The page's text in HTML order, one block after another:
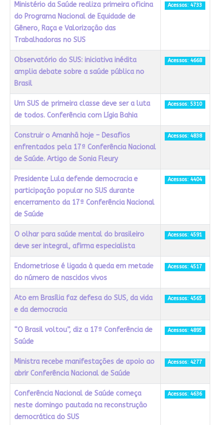
Ministério da Saúde realiza primeira oficina
do Programa Nacional de Equidade de
Gênero, Raça e Valorização das
Trabalhadoras no SUS
Acessos: 4733
Observatório do SUS: iniciativa inédita
amplia debate sobre a saúde pública no
Brasil
Acessos: 4668
Um SUS de primeira classe deve ser a luta
de todos. Conferência com Lígia Bahia
Acessos: 5310
Construir o Amanhã hoje – Desafios
enfrentados pela 17ª Conferência Nacional
de Saúde. Artigo de Sonia Fleury
Acessos: 4838
Presidente Lula defende democracia e
participação popular no SUS durante
encerramento da 17ª Conferência Nacional
de Saúde
Acessos: 4404
O olhar para saúde mental do brasileiro
deve ser integral, afirma especialista
Acessos: 4591
Endometriose é ligada à queda em metade
do número de nascidos vivos
Acessos: 4517
Ato em Brasília faz defesa do SUS, da vida
e da democracia
Acessos: 4565
“O Brasil voltou”, diz a 17ª Conferência de
Saúde
Acessos: 4895
Ministra recebe manifestações de apoio ao
abrir Conferência Nacional de Saúde
Acessos: 4277
Conferência Nacional de Saúde começa
neste domingo pautada na reconstrução
democrática do SUS
Acessos: 4636